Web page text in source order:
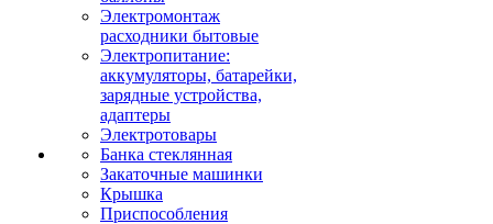
Электромонтаж
расходники бытовые
Электропитание:
аккумуляторы, батарейки,
зарядные устройства,
адаптеры
Электротовары
Банка стеклянная
Закаточные машинки
Крышка
Приспособления